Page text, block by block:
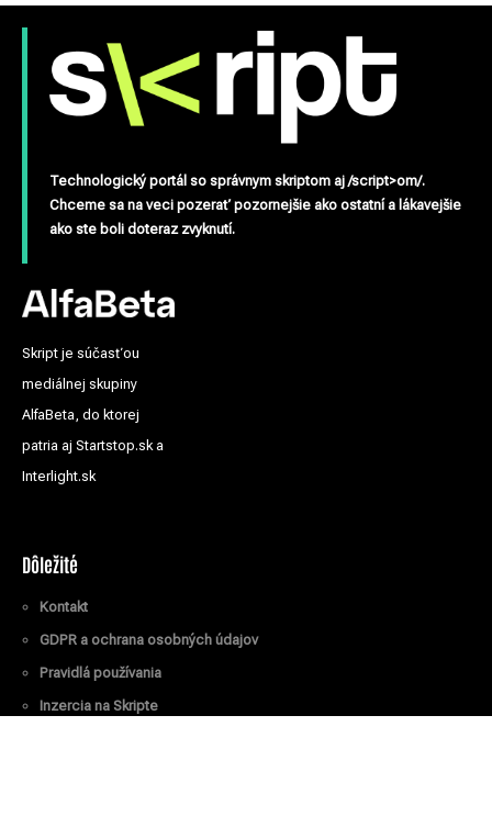
Technologický portál so správnym skriptom aj /script>om/.
Chceme sa na veci pozerať pozornejšie ako ostatní a lákavejšie
ako ste boli doteraz zvyknutí.
Skript je súčasťou
mediálnej skupiny
AlfaBeta, do ktorej
patria aj Startstop.sk a
Interlight.sk
Dôležité
Kontakt
GDPR a ochrana osobných údajov
Pravidlá používania
Inzercia na Skripte